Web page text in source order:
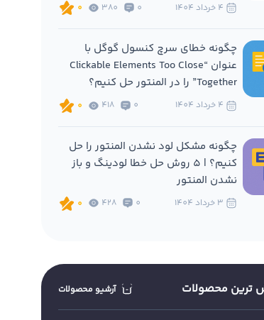
0
380
0
چگونه خطای سرچ کنسول گوگل با
عنوان “Clickable Elements Too Close
Together” را در المنتور حل کنیم؟
0
418
0
چگونه مشکل لود نشدن المنتور را حل
کنیم؟ | 5 روش حل خطا لودینگ و باز
نشدن المنتور
0
428
0
ترین محصولات آرشیو محصولات